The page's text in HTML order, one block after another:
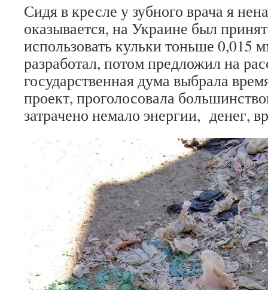
Сидя в кресле у зубного врача я
оказывается, на Украине был
использовать кульки тоньше 0,015
разработал, потом предложил на
государственная дума выбрала
проект, проголосовала
затрачено немало энергии, денег,